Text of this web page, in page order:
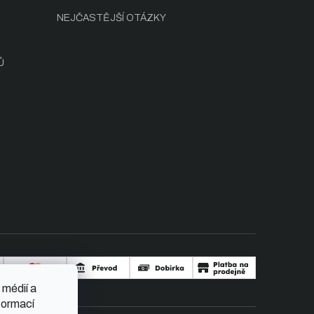
a
NEJČASTĚJŠÍ OTÁZKY